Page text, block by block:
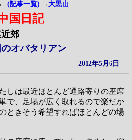
← (記事一覧) → 大黒山
国日記
郊
オバタリアン
2012年5月6日
しは最近ほとんど通路寄りの座席
で、足場が広く取れるので楽だか
ときそう希望すればほとんどの場